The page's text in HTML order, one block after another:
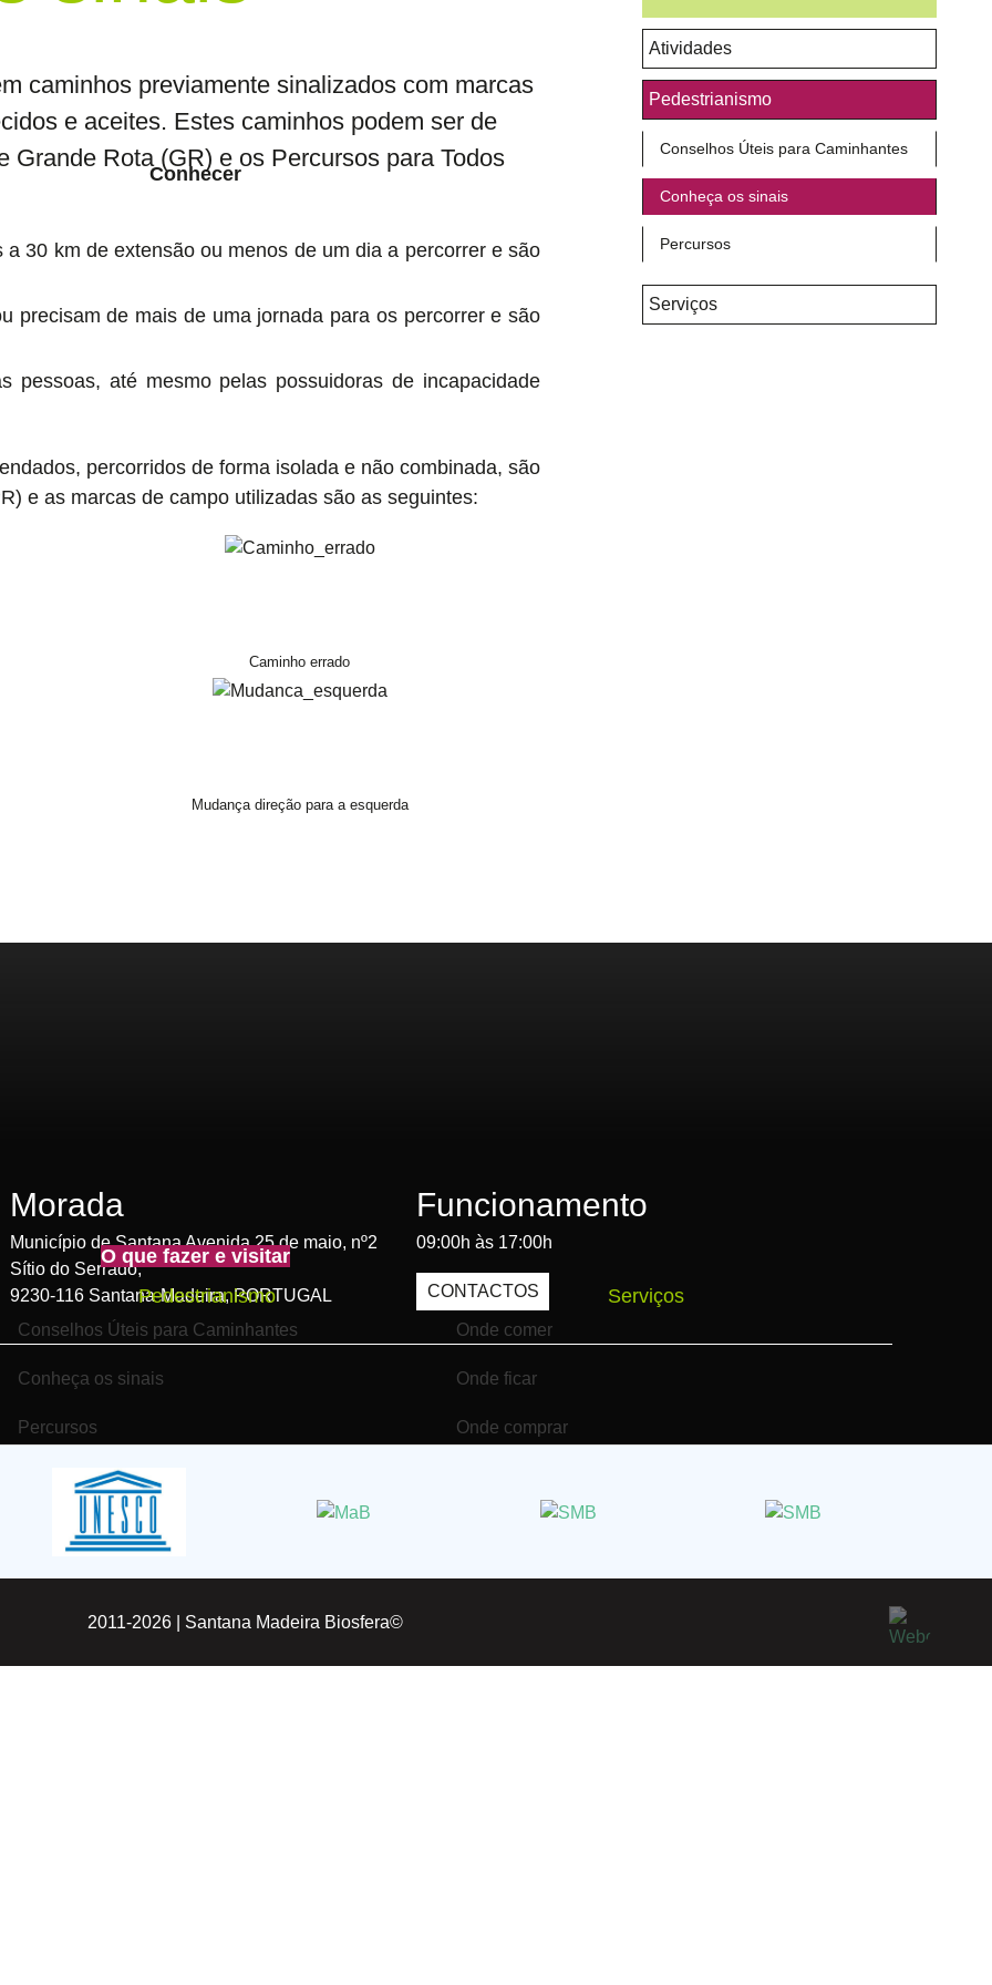
Conhecer
O que fazer e visitar
Pedestrianismo
Conselhos Úteis para Caminhantes
Conheça os sinais
Percursos
Serviços
Onde comer
Onde ficar
Onde comprar
caminhos previamente sinalizados com marcas
e aceites. Estes caminhos podem ser de
Grande Rota (GR) e os Percursos para Todos
30 km de extensão ou menos de um dia a percorrer e são
precisam de mais de uma jornada para os percorrer e são
até mesmo pelas possuidoras de incapacidade
percorridos de forma isolada e não combinada, são
e as marcas de campo utilizadas são as seguintes:
Caminho errado
Mudança direção para a esquerda
Atividades
Pedestrianismo
Conselhos Úteis para Caminhantes
Conheça os sinais
Percursos
Serviços
Morada
Município de Santana Avenida 25 de maio, nº2
Sítio do Serrado,
9230-116 Santana-Madeira, PORTUGAL
Funcionamento
09:00h às 17:00h
CONTACTOS
2011-2026 | Santana Madeira Biosfera©